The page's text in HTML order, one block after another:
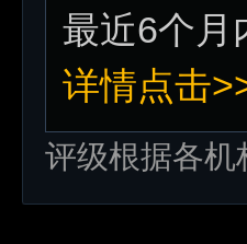
最近6个月
详情点击
评级根据各机